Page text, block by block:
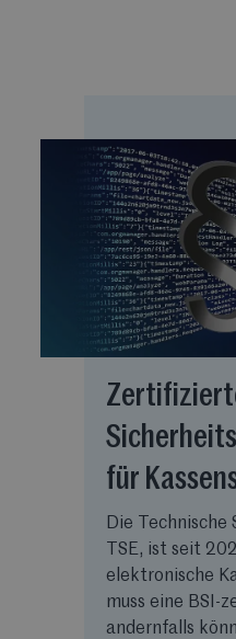
für
Die Technische
TSE, ist seit
elektronische
muss eine BSI-
andernfalls